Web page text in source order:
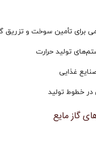
برای تأمین سوخت و تزریق
تولید حرارت
غذایی
در خطوط تولید
گاز مایع